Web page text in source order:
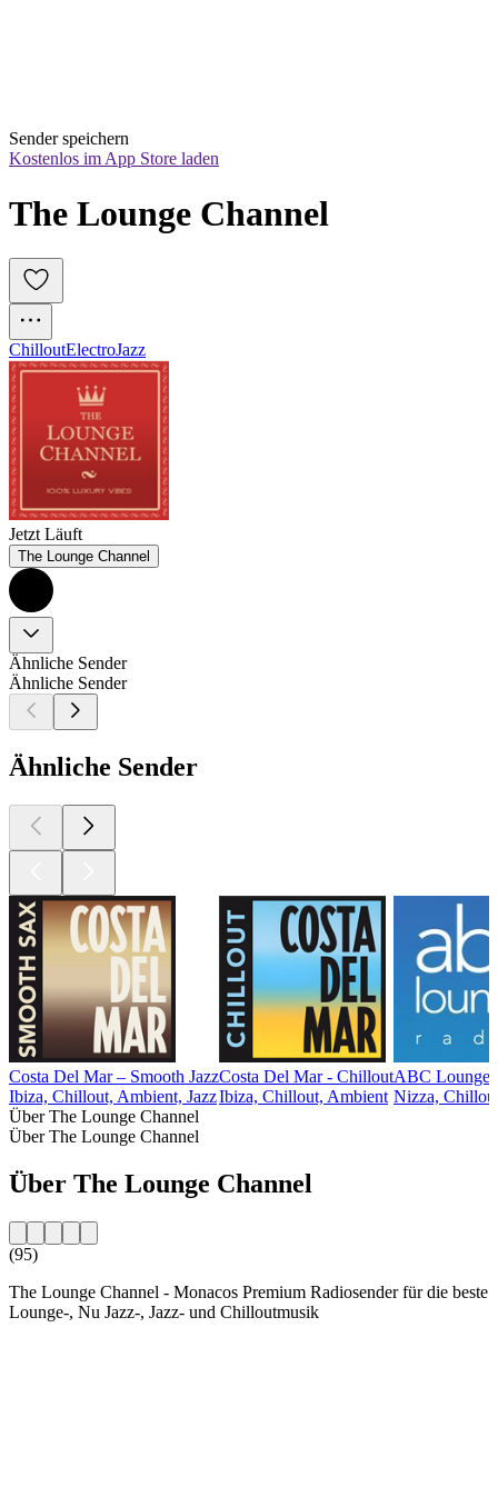
Sender speichern
Kostenlos im App Store laden
ChilloutElectroJazz
Jetzt Läuft
The Lounge Channel
Ähnliche Sender
Ähnliche Sender
Ähnliche Sender
Costa Del Mar – Smooth Jazz
Ibiza, Chillout, Ambient, Jazz
Costa Del Mar - Chillout
Ibiza, Chillout, Ambient
ABC Lounge
Nizza,
Über The Lounge Channel
Über The Lounge Channel
Über The Lounge Channel
(95)
The Lounge Channel - Monacos Premium Radiosender für die beste
Lounge-, Nu Jazz-, Jazz- und Chilloutmusik